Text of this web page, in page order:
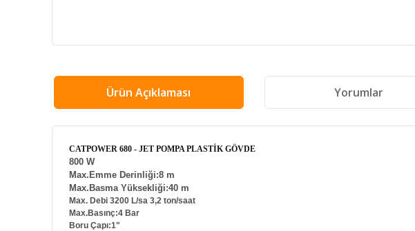
Ürün Açıklaması Yorumlar
CATPOWER 680 - JET POMPA PLASTİK GÖVDE
800 W
Max.Emme Derinliği:8 m
Max.Basma Yüksekliği:40 m
Max. Debi 3200 L/sa 3,2 ton/saat
Max.Basınç:4 Bar
Boru Çapı:1"